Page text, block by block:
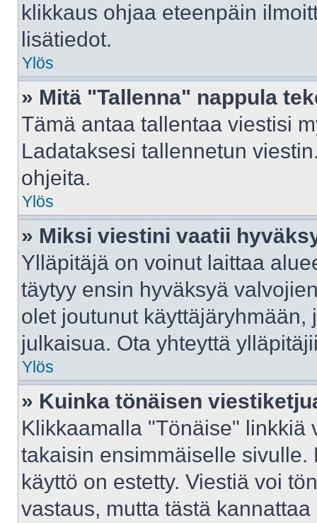
klikkaus ohjaa eteenpäin
lisätiedot.
Ylös
» Mitä "Tallenna" nappula
Tämä antaa tallentaa viestisi
Ladataksesi tallennetun
ohjeita.
Ylös
» Miksi viestini vaatii
Ylläpitäjä on voinut laittaa
täytyy ensin hyväksyä
olet joutunut
julkaisua. Ota yhteyttä
Ylös
» Kuinka tönäisen
Klikkaamalla "Tönäise" linkkiä
takaisin ensimmäiselle
käyttö on estetty. Viestiä voi
vastaus, mutta tästä